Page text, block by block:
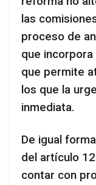
las
proceso de
que incorpora
que permite
los que la
inmediata.
De igual
del artículo
contar con